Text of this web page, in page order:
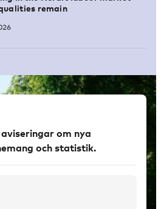
remain
om nya
och statistik.